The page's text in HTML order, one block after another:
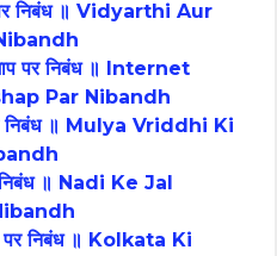
पर निबंध ॥ Vidyarthi Aur
पर निबंध ॥ Internet
Par Nibandh
निबंध ॥ Mulya Vriddhi Ki
॥ Nadi Ke Jal
पर निबंध ॥ Kolkata Ki